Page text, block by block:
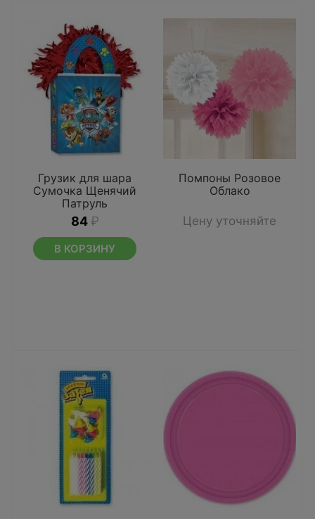
Грузик для шара
Сумочка Щенячий
Патруль
84 ₽
В КОРЗИНУ
Помпоны Розовое
Облако
Цену уточняйте